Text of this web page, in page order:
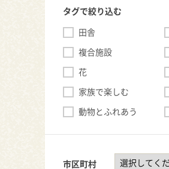
タグで絞り込む
田舎
複合施設
花
家族で楽しむ
動物とふれあう
市区町村